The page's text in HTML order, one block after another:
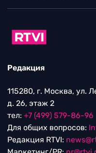
Редакция
115280, г. Москва, ул.
д. 26, этаж 2
тел: +7 (499) 579-86-96
Для общих вопросов:
Редакция RTVI: